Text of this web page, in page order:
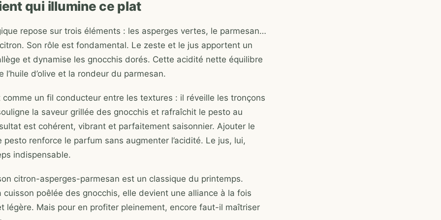
qui illumine ce plat
repose sur trois éléments : les asperges vertes, le parmesan…
Son rôle est fondamental. Le zeste et le jus apportent un
et dynamise les gnocchis dorés. Cette acidité nette équilibre
l’huile d’olive et la rondeur du parmesan.
un fil conducteur entre les textures : il réveille les tronçons
la saveur grillée des gnocchis et rafraîchit le pesto au
est cohérent, vibrant et parfaitement saisonnier. Ajouter le
pesto renforce le parfum sans augmenter l’acidité. Le jus, lui,
indispensable.
citron-asperges-parmesan est un classique du printemps.
cuisson poêlée des gnocchis, elle devient une alliance à la fois
légère. Mais pour en profiter pleinement, encore faut-il maîtriser